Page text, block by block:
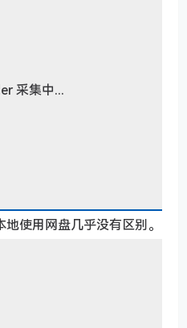
采集中...
使用网盘几乎没有区别。